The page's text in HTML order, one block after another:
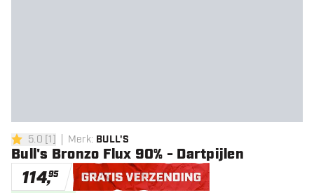
5 score sterren
5.0 [1] Merk: BULL'S
Bull's Bronzo Flux 90% - Dartpijlen
114,95